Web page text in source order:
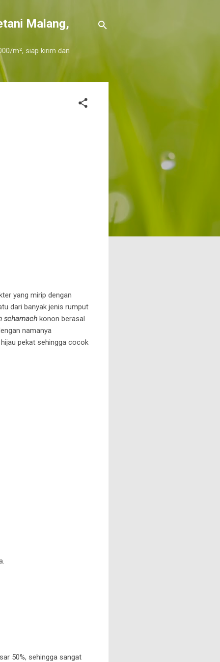
Malang,
m², siap kirim dan
yang mirip dengan
dari banyak jenis rumput
schamach konon berasal
namanya
pekat sehingga cocok
50%, sehingga sangat